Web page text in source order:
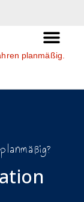
planmäßig.